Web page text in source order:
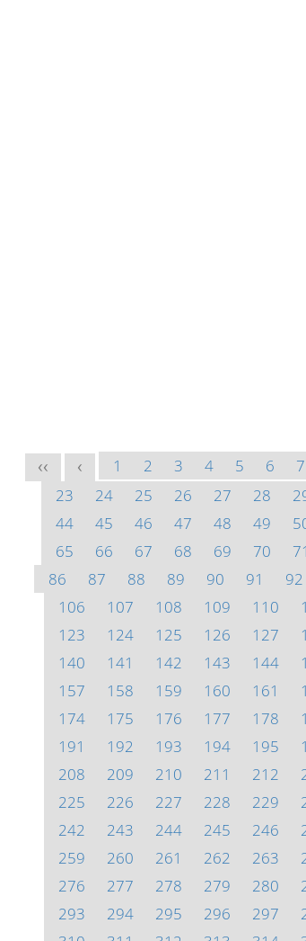
<< < 1 2 3 4 5 6 7
23
24 25 26 27 28
44
45 46 47 48 49
65
66 67 68 69 70 71
86
87 88 89 90 91 92
106
107 108 109 110
123
124 125 126 127
140
141 142 143 144
157
158 159 160 161
174
175 176 177 178
191
192 193 194 195
208
209 210 211 212
225
226 227 228 229
242
243 244 245 246
259
260 261 262 263
276
277 278 279 280
293
294 295 296 297